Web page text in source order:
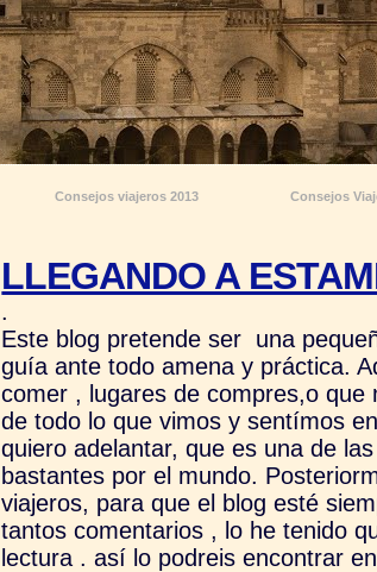
Consejos viajeros 2013 Consejos
LLEGANDO A
.
Este blog pretende ser una
guía ante todo amena y práctica.
comer , lugares de compres,o
de todo lo que vimos y sentímos
quiero adelantar, que es una de
bastantes por el mundo.
viajeros, para que el blog esté
tantos comentarios , lo he tenido
lectura . así lo podreis encontrar